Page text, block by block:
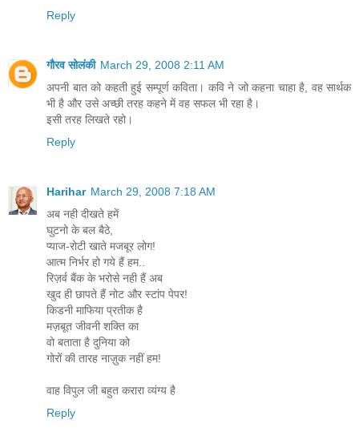
Reply
गौरव सोलंकी March 29, 2008 2:11 AM
अपनी बात को कहती हुई सम्पूर्ण कविता। कवि ने जो कहना चाहा है, वह सार्थक
भी है और उसे अच्छी तरह कहने में वह सफल भी रहा है।
इसी तरह लिखते रहो।
Reply
Harihar March 29, 2008 7:18 AM
अब नही दीखते हमें
घुटनो के बल बैठे,
प्याज-रोटी खाते मजबूर लोग!
आत्म निर्भर हो गये हैं हम..
रिज़र्व बैंक के भरोसे नही हैं अब
खुद ही छापते हैं नोट और स्टांप पेपर!
किडनी माफिया प्रतीक है
मज़बूत जीवनी शक्ति का
वो बताता है दुनिया को
गोरों की तारह नाज़ुक नहीं हम!
वाह विपुल जी बहुत करारा व्यंग्य है
Reply